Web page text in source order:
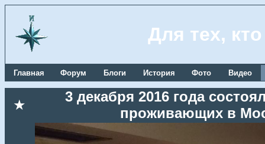
Для тех,
Главная Форум Блоги История Фото Видео
★
3 декабря 2016 года
проживающих в